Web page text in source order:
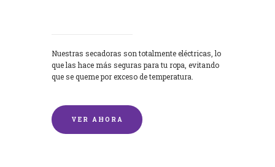
Nuestras secadoras son totalmente eléctricas, lo
que las hace más seguras para tu ropa, evitando
que se queme por exceso de temperatura.
VER AHORA